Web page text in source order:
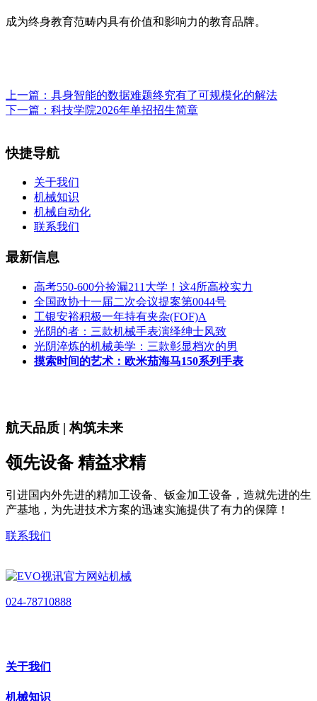
成为终身教育范畴内具有价值和影响力的教育品牌。
上一篇： 具身智能的数据难题终究有了可规模化的解法
下一篇： 科技学院2026年单招招生简章
快捷导航
关于我们
机械知识
机械自动化
联系我们
最新信息
高考550-600分捡漏211大学！这4所高校实力
全国政协十一届二次会议提案第0044号
工银安裕积极一年持有夹杂(FOF)A
光阴的者：三款机械手表演绎绅士风致
光阴淬炼的机械美学：三款彰显档次的男
摸索时间的艺术：欧米茄海马150系列手表
航天品质 | 构筑未来
领先设备 精益求精
引进国内外先进的精加工设备、钣金加工设备，造就先进的生
产基地，为先进技术方案的迅速实施提供了有力的保障！
联系我们
024-78710888
关于我们
机械知识